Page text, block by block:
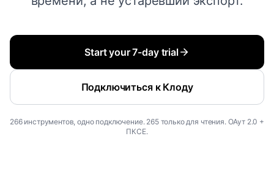
Start your 7-day trial
Подключиться к Клоду
266 инструментов, одно подключение. 265 только для чтения. ОАут 2.0 +
ПКСЕ.